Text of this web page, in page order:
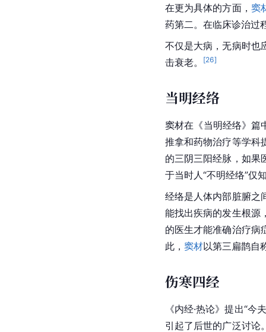
在更为具体的方面， 窦
药第二。在临床诊治过
不仅是大病，无病时也
击衰老。
[26]
当明经络
窦材在《当明经络》篇
推拿和药物治疗等学科
的三阴三阳经脉，如果
于当时人“不明经络”仅
经络是人体内部脏腑之
能找出疾病的发生根源
的医生才能准确治疗病
此， 窦材以第三扁鹊自
伤寒四经
《内经·热论》提出“今夫
引起了后世的广泛讨论